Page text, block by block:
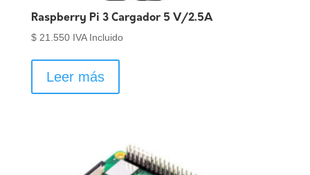
Raspberry Pi 3 Cargador 5 V/2.5A
$21.550 IVA Incluido
Leer más